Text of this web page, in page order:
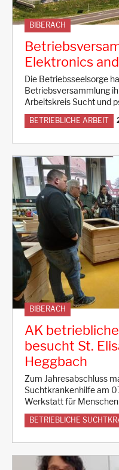
BIBERACH
Elektronics
Die Betriebsseelsorge
Betriebsversammlung
Arbeitskreis Sucht und
BETRIEBLICHE ARBEIT
BIBERACH
AK
besucht St.
Heggbach
Zum Jahresabschluss
Suchtkrankenhilfe am
Werkstatt für
BETRIEBLICHE